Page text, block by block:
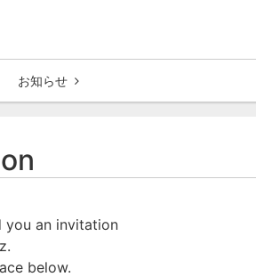
お知らせ
you an invitation
below.